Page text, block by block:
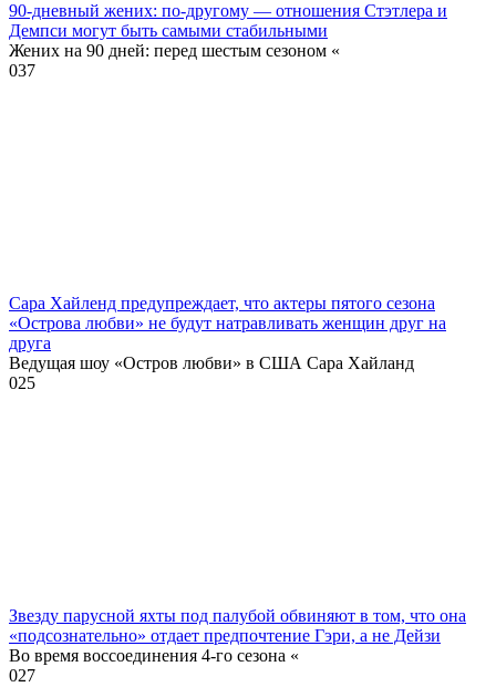
90-дневный жених: по-другому — отношения Стэтлера и
Демпси могут быть самыми стабильными
Жених на 90 дней: перед шестым сезоном «
037
Сара Хайленд предупреждает, что актеры пятого сезона
«Острова любви» не будут натравливать женщин друг на
друга
Ведущая шоу «Остров любви» в США Сара Хайланд
025
Звезду парусной яхты под палубой обвиняют в том, что она
«подсознательно» отдает предпочтение Гэри, а не Дейзи
Во время воссоединения 4-го сезона «
027